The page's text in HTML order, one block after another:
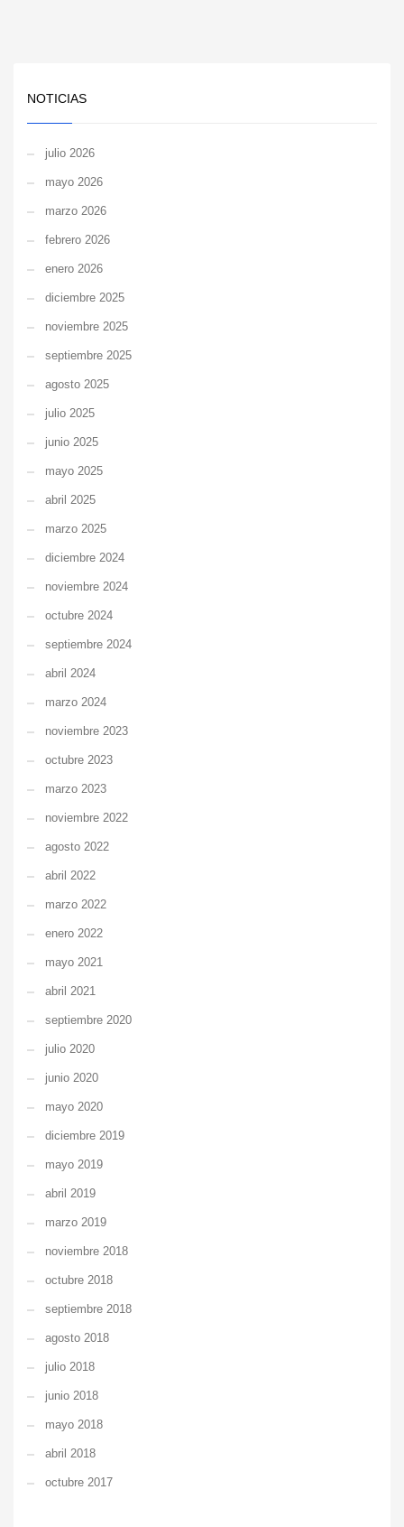
NOTICIAS
julio 2026
mayo 2026
marzo 2026
febrero 2026
enero 2026
diciembre 2025
noviembre 2025
septiembre 2025
agosto 2025
julio 2025
junio 2025
mayo 2025
abril 2025
marzo 2025
diciembre 2024
noviembre 2024
octubre 2024
septiembre 2024
abril 2024
marzo 2024
noviembre 2023
octubre 2023
marzo 2023
noviembre 2022
agosto 2022
abril 2022
marzo 2022
enero 2022
mayo 2021
abril 2021
septiembre 2020
julio 2020
junio 2020
mayo 2020
diciembre 2019
mayo 2019
abril 2019
marzo 2019
noviembre 2018
octubre 2018
septiembre 2018
agosto 2018
julio 2018
junio 2018
mayo 2018
abril 2018
octubre 2017